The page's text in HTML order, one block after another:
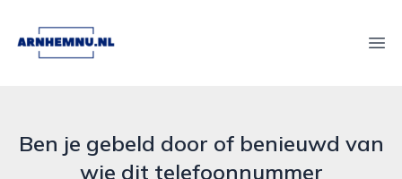
arnhemnu.nl
Ben je gebeld door of benieuwd van
wie dit telefoonnummer